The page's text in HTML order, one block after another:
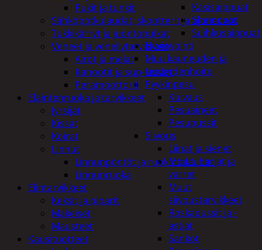
Käsisaippuat
Shampoot
Suihkusaippuat
Hyvinvointi
Muu kauneuden ja
terveydenhoito
Pyykinpesu
Kuivaus
Pesuaineet
Pesupussit
Siivous
Liinat ja sienet
Mopit, harjat ja
varret
Muut
siivoustarvikkeet
Roskapussit ja -
astiat
Sankot
Pukit ja tunkit
Sähköpotkulaudat, skootterit ja ajoneuvot
Tukkikärryt ja juontopulkat
Veneet ja veneilytarvikkeet
Airot ja melat
Kanootit ja sup-laudat
Perämoottorit
Eläintenruoka ja tarvikkeet
Jyrsijät
Kissat
Koirat
Linnut
Linnunpöntöt ja ruokintalaudat
Linnunruoka
Elintarvikkeet
Keksit ja piparit
Makeiset
Mausteet
Kausituotteet